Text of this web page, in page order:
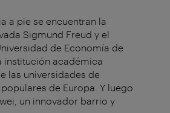
a pie se encuentran la
Sigmund Freud y el
de Economía de
institución académica
las universidades de
de Europa. Y luego
un innovador barrio y